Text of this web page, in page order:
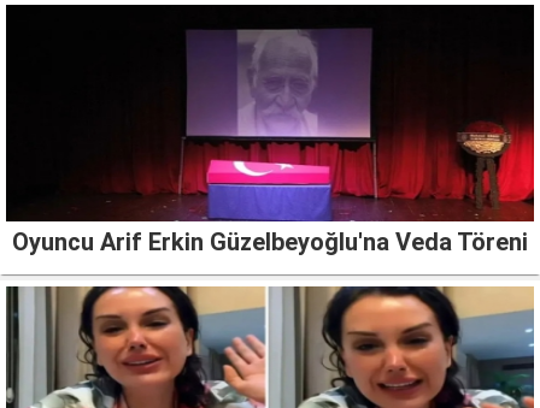
Oyuncu Arif Erkin Güzelbeyoğlu'na Veda Töreni